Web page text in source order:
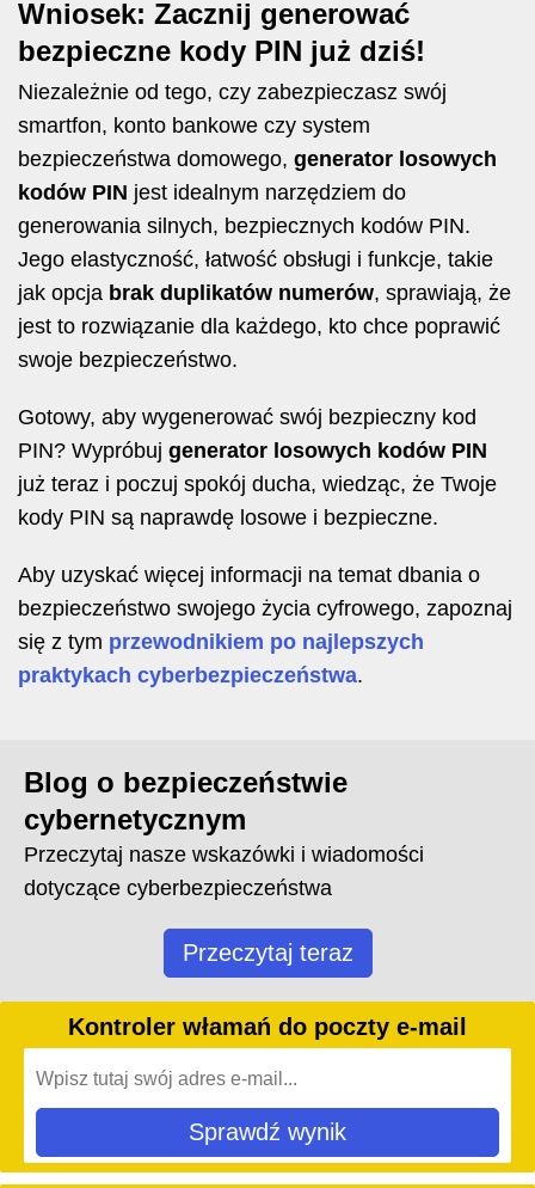
Wniosek: Zacznij generować
bezpieczne kody PIN już dziś!
Niezależnie od tego, czy zabezpieczasz swój
smartfon, konto bankowe czy system
bezpieczeństwa domowego, generator losowych
kodów PIN jest idealnym narzędziem do
generowania silnych, bezpiecznych kodów PIN.
Jego elastyczność, łatwość obsługi i funkcje, takie
jak opcja brak duplikatów numerów, sprawiają, że
jest to rozwiązanie dla każdego, kto chce poprawić
swoje bezpieczeństwo.
Gotowy, aby wygenerować swój bezpieczny kod
PIN? Wypróbuj generator losowych kodów PIN
już teraz i poczuj spokój ducha, wiedząc, że Twoje
kody PIN są naprawdę losowe i bezpieczne.
Aby uzyskać więcej informacji na temat dbania o
bezpieczeństwo swojego życia cyfrowego, zapoznaj
się z tym przewodnikiem po najlepszych
praktykach cyberbezpieczeństwa.
Blog o bezpieczeństwie
cybernetycznym
Przeczytaj nasze wskazówki i wiadomości
dotyczące cyberbezpieczeństwa
Przeczytaj teraz
Kontroler włamań do poczty e-mail
Sprawdź wynik